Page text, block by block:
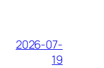
2026-07-
19